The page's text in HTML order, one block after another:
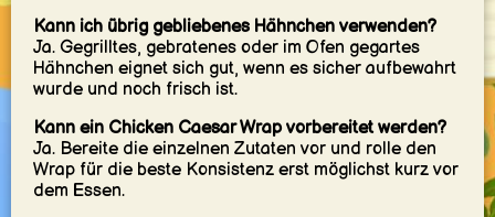
Kann ich übrig gebliebenes Hähnchen verwenden?
Ja. Gegrilltes, gebratenes oder im Ofen gegartes
Hähnchen eignet sich gut, wenn es sicher aufbewahrt
wurde und noch frisch ist.
Kann ein Chicken Caesar Wrap vorbereitet werden?
Ja. Bereite die einzelnen Zutaten vor und rolle den
Wrap für die beste Konsistenz erst möglichst kurz vor
dem Essen.